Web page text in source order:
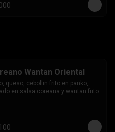
Wantan Oriental
queso, cebollin frito en panko,
en salsa coreana y wantan frito